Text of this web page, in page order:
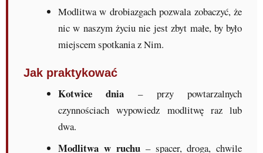
Modlitwa w drobiazgach pozwala zobaczyć, że
nic w naszym życiu nie jest zbyt małe, by było
miejscem spotkania z Nim.
Jak praktykować
Kotwice dnia – przy powtarzalnych
czynnościach wypowiedz modlitwę raz lub
dwa.
Modlitwa w ruchu– spacer, droga, chwile